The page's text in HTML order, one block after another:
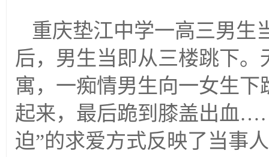
重庆垫江中学一高三男生
后，男生当即从三楼跳下
寓，一痴情男生向一女生
起来，最后跪到膝盖出血
迫”的求爱方式反映了当事